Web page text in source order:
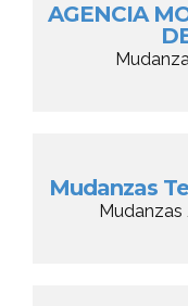
AGENCIA
Mudanzas
Mudanzas